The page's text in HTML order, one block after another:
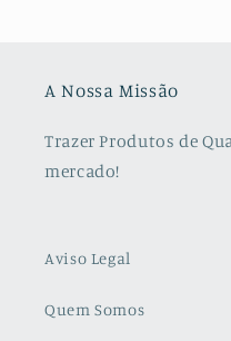
A Nossa Missão
Trazer Produtos de
mercado!
Aviso Legal
Quem Somos